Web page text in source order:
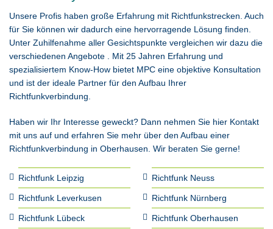
Unsere Profis haben große Erfahrung mit Richtfunkstrecken. Auch
für Sie können wir dadurch eine hervorragende Lösung finden.
Unter Zuhilfenahme aller Gesichtspunkte vergleichen wir dazu die
verschiedenen Angebote . Mit 25 Jahren Erfahrung und
spezialisiertem Know-How bietet MPC eine objektive Konsultation
und ist der ideale Partner für den Aufbau Ihrer
Richtfunkverbindung.
Haben wir Ihr Interesse geweckt? Dann nehmen Sie hier Kontakt
mit uns auf und erfahren Sie mehr über den Aufbau einer
Richtfunkverbindung in Oberhausen. Wir beraten Sie gerne!
Richtfunk Leipzig
Richtfunk Leverkusen
Richtfunk Lübeck
Richtfunk Neuss
Richtfunk Nürnberg
Richtfunk Oberhausen